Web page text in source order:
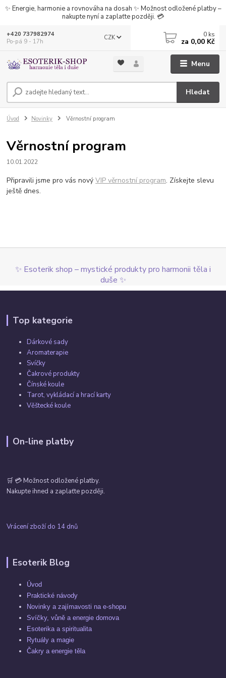
✨ Energie, harmonie a rovnováha na dosah ✨ Možnost odložené platby –
nakupte nyní a zaplaťte později. 💳
Menu
CZK
Hledat
+420 737982974
Po-pá 9 - 17h
0 ks
za 0,00 Kč
Úvod Novinky Věrnostní program
Věrnostní program
10.01.2022
Připravili jsme pro vás novýVIP věrnostní program. Získejte slevu
ještě dnes.
✨ Esoterik shop – mystické produkty pro harmonii těla i
duše ✨
Top kategorie
Dárkové sady
Aromaterapie
Svíčky
Čakrové produkty
Čínské koule
Tarot, vykládací a hrací karty
Věštecké koule
On-line platby
🛒 💳 Možnost odložené platby.
Nakupte ihned a zaplaťte později.
Vrácení zboží do 14 dnů
Esoterik Blog
Úvod
Praktické návody
Novinky a zajímavosti na e-shopu
Svíčky, vůně a energie domova
Esoterika a spiritualita
Rytuály a magie
Čakry a energie těla